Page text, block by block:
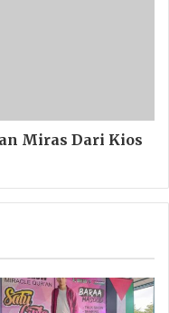
Miras Dari Kios